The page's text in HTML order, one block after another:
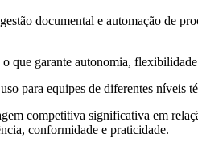
documental e automação de
garante autonomia,
para equipes de diferentes níveis
competitiva significativa em
conformidade e praticidade.